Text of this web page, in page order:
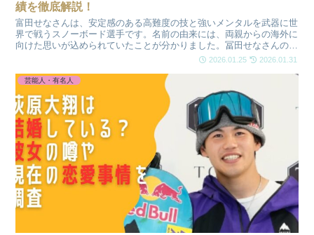
績を徹底解説！
富田せなさんは、安定感のある高難度の技と強いメンタルを武器に世
界で戦うスノーボード選手です。名前の由来には、両親からの海外に
向けた思いが込められていたことが分かりました。冨田せなさんのプ
ロフィールや実績、けがを乗り越えたメンタルの強さや今後の注目ポ
2026.01.25 2026.01.31
芸能人・有名人